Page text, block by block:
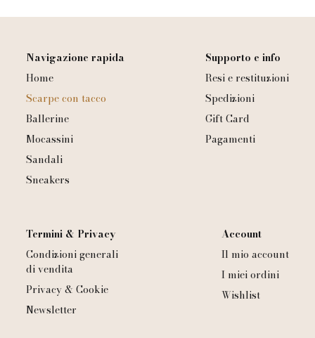
Navigazione rapida
Home
Scarpe con tacco
Ballerine
Mocassini
Sandali
Sneakers
Supporto e info
Resi e restituzioni
Spedizioni
Gift Card
Pagamenti
Termini & Privacy
Condizioni generali
di vendita
Privacy & Cookie
Newsletter
Account
Il mio account
I miei ordini
Wishlist